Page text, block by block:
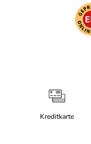
Kreditkarte